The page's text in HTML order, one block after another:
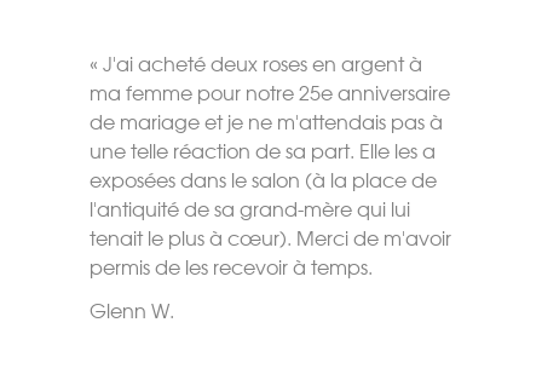
« J'ai acheté deux roses en argent à
ma femme pour notre 25e anniversaire
de mariage et je ne m'attendais pas à
une telle réaction de sa part. Elle les a
exposées dans le salon (à la place de
l'antiquité de sa grand-mère qui lui
tenait le plus à cœur). Merci de m'avoir
permis de les recevoir à temps.
Glenn W.